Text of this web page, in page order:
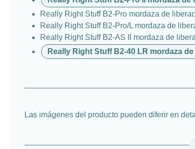
Really Right Stuff B2-Pro mordaza de
Really Right Stuff B2-Pro/L mordaza de
Really Right Stuff B2-AS II mordaza de
Really Right Stuff B2-40 LR mordaza
Las imágenes del producto pueden diferir en